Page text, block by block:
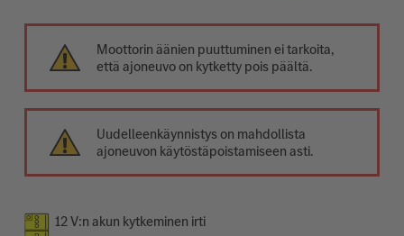
Moottorin äänien puuttuminen ei tarkoita,
että ajoneuvo on kytketty pois päältä.
Uudelleenkäynnistys on mahdollista
ajoneuvon käytöstäpoistamiseen asti.
12 V:n akun kytkeminen irti